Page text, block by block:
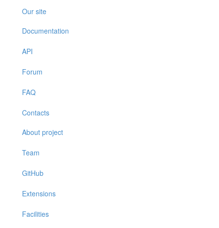
Our site
Documentation
API
Forum
FAQ
Contacts
About project
Team
GitHub
Extensions
Facilities